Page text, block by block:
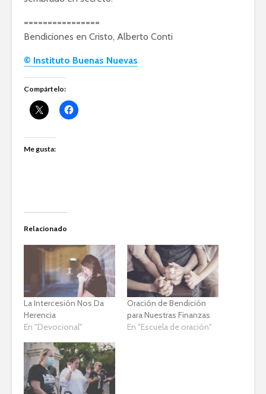
================
Bendiciones en Cristo, Alberto Conti
© Instituto Buenas Nuevas
Compártelo:
Me gusta:
Relacionado
La Intercesión Nos Da
Herencia
En "Devocional"
Oración de Bendición
para Nuestras Finanzas
En "Escuela de oración"